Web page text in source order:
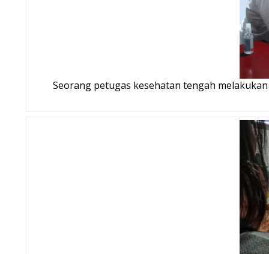
Seorang petugas kesehatan tengah